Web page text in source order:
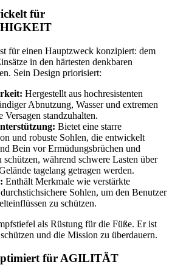
für
für einen Hauptzweck konzipiert: dem
in den härtesten denkbaren
Sein Design priorisiert:
Hergestellt aus hochresistenten
Abnutzung, Wasser und extremen
Versagen standzuhalten.
Bietet eine starre
und robuste Sohlen, die entwickelt
Bein vor Ermüdungsbrüchen und
schützen, während schwere Lasten über
tagelang getragen werden.
Enthält Merkmale wie verstärkte
Sohlen, um den Benutzer
zu schützen.
als Rüstung für die Füße. Er ist
und die Mission zu überdauern.
für AGILITÄT